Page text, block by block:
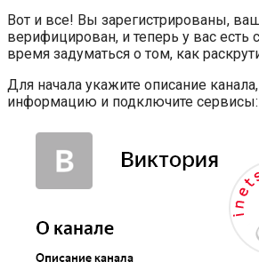
Вот и все! Вы зарегистрированы,
верифицирован, и теперь у вас
время задуматься о том, как
Для начала укажите описание
информацию и подключите сервисы: